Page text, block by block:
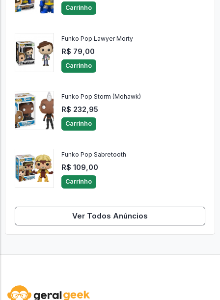
Carrinho
Funko Pop Lawyer Morty
R$ 79,00
Carrinho
Funko Pop Storm (Mohawk)
R$ 232,95
Carrinho
Funko Pop Sabretooth
R$ 109,00
Carrinho
Ver Todos Anúncios